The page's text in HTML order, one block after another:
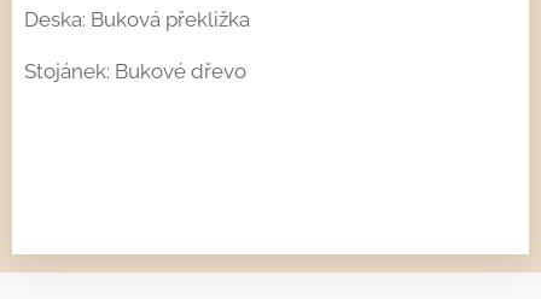
Deska: Buková překližka
Stojánek: Bukové dřevo